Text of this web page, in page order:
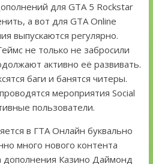
для GTA 5 Rockstar
а вот для GTA Online
выпускаются регулярно.
не только не забросили
активно её развивать.
баги и банятся читеры.
мероприятия Social
пользователи.
в ГТА Онлайн буквально
много нового контента
дополнения Казино Даймонд